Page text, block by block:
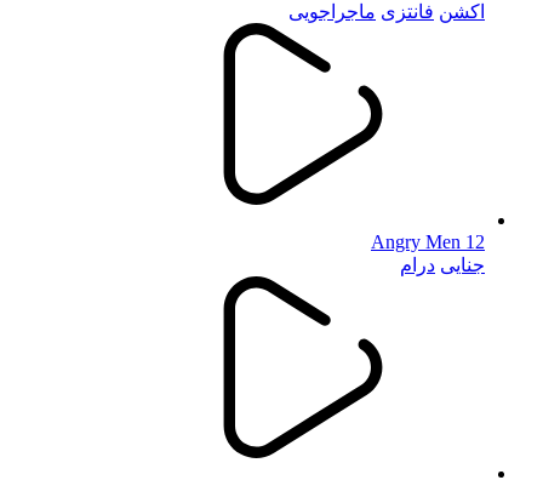
اکشن فانتزی ماجراجویی
12 Angry Men
جنایی درام